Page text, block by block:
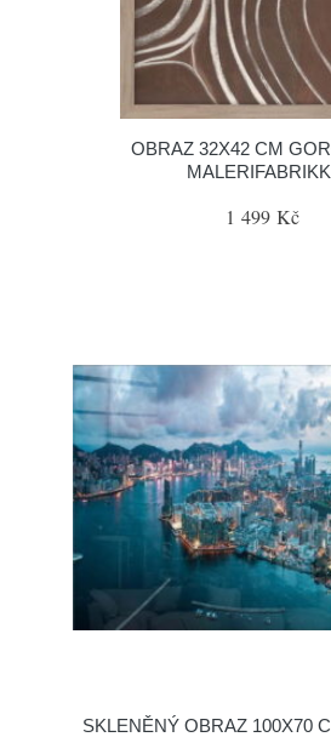
OBRAZ 32X42 CM
1 499 Kč
SKLENĚNÝ OBRAZ 100X70